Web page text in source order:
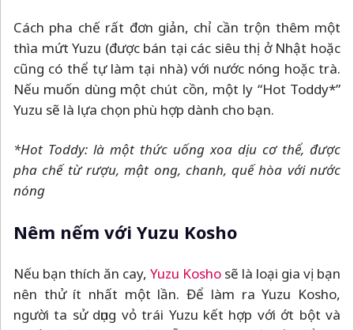
Cách pha chế rất đơn giản, chỉ cần trộn thêm một
thìa mứt Yuzu (được bán tại các siêu thị ở Nhật hoặc
cũng có thể tự làm tại nhà) với nước nóng hoặc trà.
Nếu muốn dùng một chút cồn, một ly “Hot Toddy*”
Yuzu sẽ là lựa chọn phù hợp dành cho bạn.
*Hot Toddy: là một thức uống xoa dịu cơ thể, được
pha chế từ rượu, mật ong, chanh, quế hòa với nước
nóng
Nêm nếm với Yuzu Kosho
Nếu bạn thích ăn cay, Yuzu Kosho sẽ là loại gia vị bạn
nên thử ít nhất một lần. Để làm ra Yuzu Kosho,
người ta sử dụng vỏ trái Yuzu kết hợp với ớt bột và